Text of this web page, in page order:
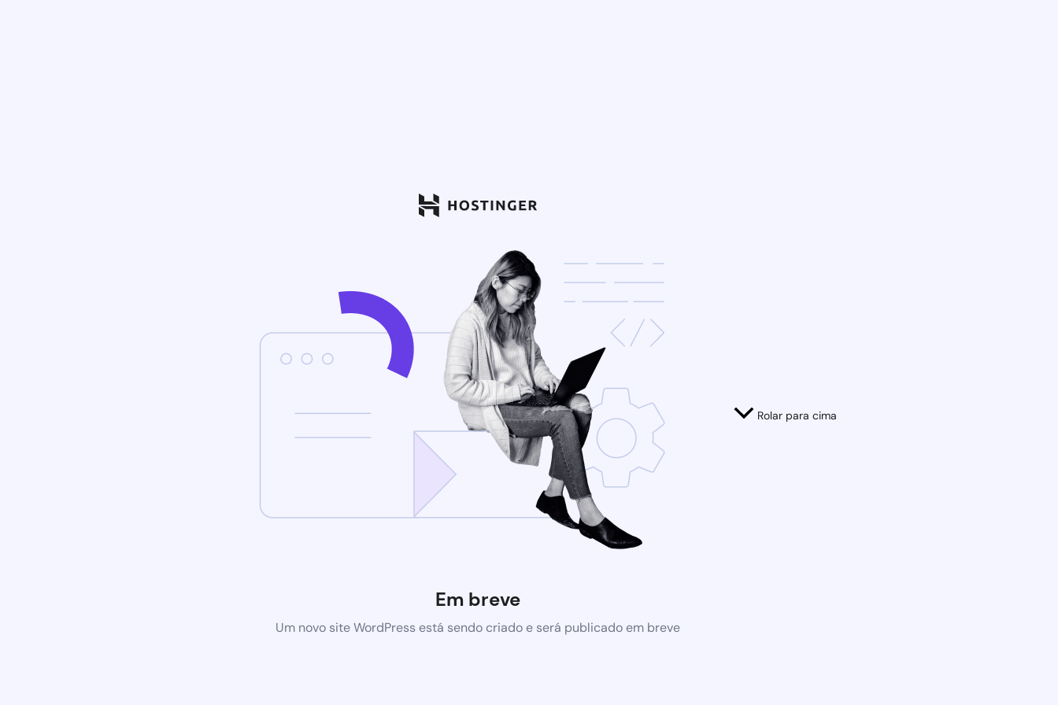
Em breve
Um novo site WordPress está sendo criado e será publicado em breve
Rolar para cima